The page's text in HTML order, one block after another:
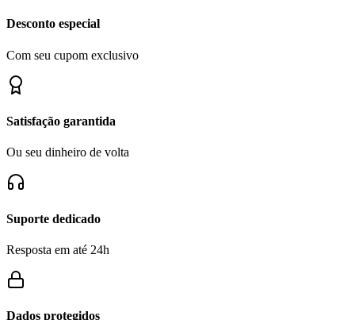
Desconto especial
Com seu cupom exclusivo
Satisfação garantida
Ou seu dinheiro de volta
Suporte dedicado
Resposta em até 24h
Dados protegidos